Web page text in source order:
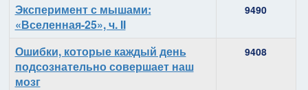
Эксперимент с мышами:
«Вселенная-25», ч. II
9490
Ошибки, которые каждый день
подсознательно совершает наш
мозг
9408